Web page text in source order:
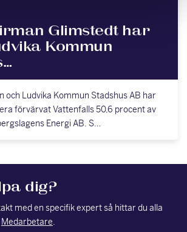
Glimstedt har
Kommun
och Ludvika Kommun Stadshus AB har
förvärvat Vattenfalls 50,6 procent av
Energi AB. S…
dig?
med en specifik expert så hittar du alla
Medarbetare.